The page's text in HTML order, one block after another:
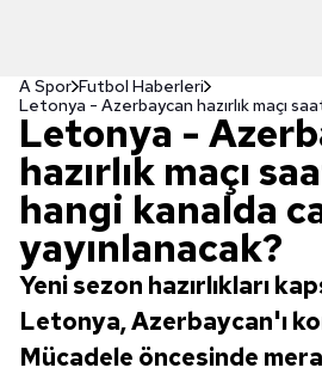
A Spor Futbol Haberleri
Letonya -
hazırlık maçı
hangi kanalda
yayınlanacak?
Yeni sezon hazırlıkları
Letonya, Azerbaycan'ı
Mücadele öncesinde